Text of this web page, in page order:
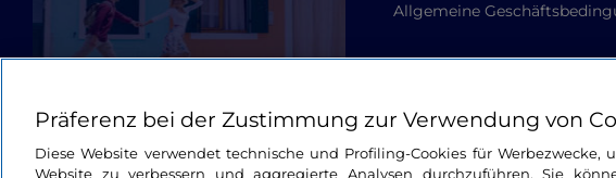
Allgemeine
Präferenz bei der Zustimmung zur Verwendung von
Diese Website verwendet technische und Profiling-Cookies für
Website zu verbessern und aggregierte Analysen durchzuführen. Sie